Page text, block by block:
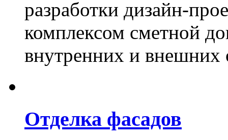
разработки дизайн-
комплексом сметной
внутренних и внешних
Отделка фасадов